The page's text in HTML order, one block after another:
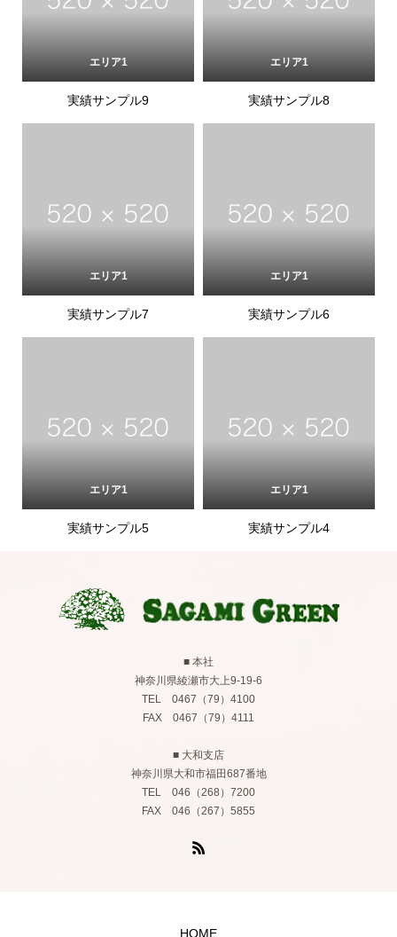
エリア1
実績サンプル9
エリア1
実績サンプル8
エリア1
実績サンプル7
エリア1
実績サンプル6
エリア1
実績サンプル5
エリア1
実績サンプル4
■ 本社
神奈川県綾瀬市大上9-19-6
TEL 0467（79）4100
FAX 0467（79）4111
■ 大和支店
神奈川県大和市福田687番地
TEL 046（268）7200
FAX 046（267）5855
HOME